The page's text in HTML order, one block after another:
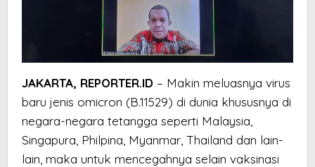
JAKARTA, REPORTER.ID – Makin meluasnya virus
baru jenis omicron (B.11529) di dunia khususnya di
negara-negara tetangga seperti Malaysia,
Singapura, Philpina, Myanmar, Thailand dan lain-
lain, maka untuk mencegahnya selain vaksinasi